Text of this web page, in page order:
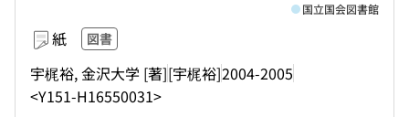
紙 図書
宇梶裕, 金沢大学 [著][宇梶裕]2004-2005
<Y151-H16550031>
国立国会図書館